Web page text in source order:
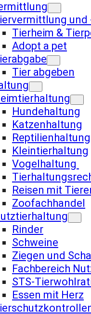
und
Tierheim &
Adopt a pet
Tier abgeben
Hundehaltung
Katzenhaltung
Reptilienhaltung
Kleintierhaltung
Vogelhaltung
Reisen mit
Zoofachhandel
Rinder
Schweine
Ziegen und
Fachbereich
STS-
Essen mit Herz